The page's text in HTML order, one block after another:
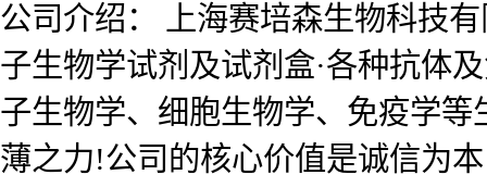
公司介绍： 上海赛培森生物科技有
子生物学试剂及试剂盒·各种抗体
子生物学、细胞生物学、免疫学
薄之力!公司的核心价值是诚信为